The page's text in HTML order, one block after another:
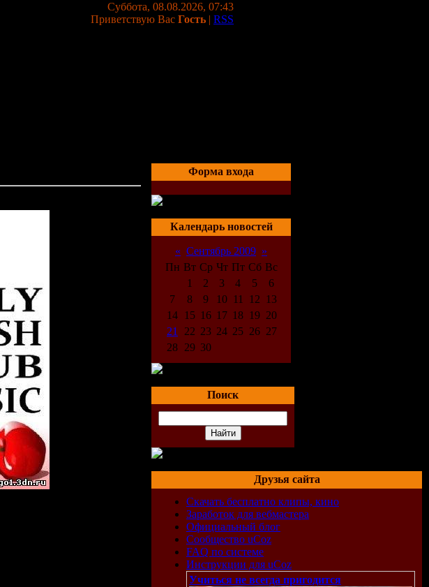
Суббота, 08.08.2026, 07:43
Приветствую Вас Гость | RSS
Форма входа
Календарь новостей
« Сентябрь 2009 »
Пн Вт Ср Чт Пт Сб Вс
1
2 3 4 5
6
7
8 9 10 11 12
13
14
15 16 17 18 19 20
21
22 23 24 25 26 27
28 29 30
Поиск
Друзья сайта
Скачать бесплатно клипы, кино
Заработок для вебмастера
Официальный блог
Сообщество uCoz
FAQ по системе
Инструкции для uCoz
Учиться не всегда пригодится